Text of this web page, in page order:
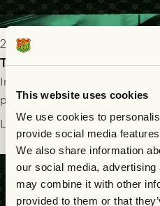
This website uses cookies
We use cookies to
provide social media
We also share information
our social media,
may combine it with other
provided to them or that
2026-07-25 19:00
Truppen till GAIS -
Imorgon söndag spelar GAIS
på Gamla Ullevi med avspark
ledarstaben har tagit ut
Läs mer